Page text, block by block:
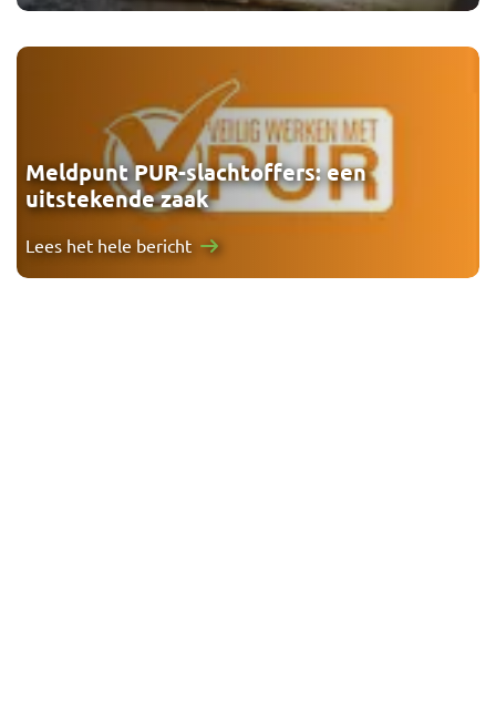
Meldpunt PUR-slachtoffers: een
uitstekende zaak
Lees het hele bericht